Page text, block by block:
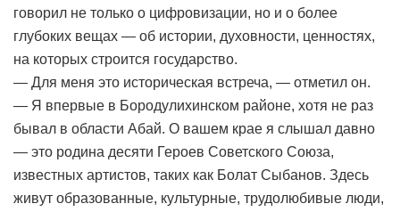
говорил не только о цифровизации, но и о более
глубоких вещах — об истории, духовности, ценностях,
на которых строится государство.
— Для меня это историческая встреча, — отметил он.
— Я впервые в Бородулихинском районе, хотя не раз
бывал в области Абай. О вашем крае я слышал давно
— это родина десяти Героев Советского Союза,
известных артистов, таких как Болат Сыбанов. Здесь
живут образованные, культурные, трудолюбивые люди,